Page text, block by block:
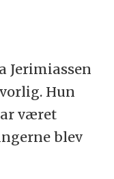
Jerimiassen
Hun
været
blev